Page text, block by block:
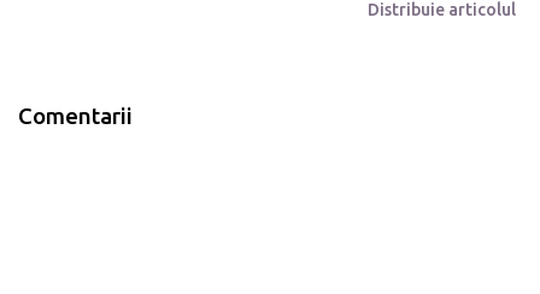
Distribuie articolul
Comentarii